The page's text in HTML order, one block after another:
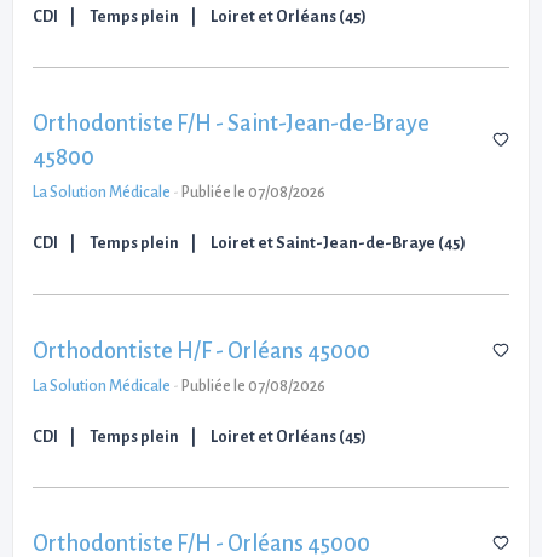
CDI Temps plein Loiret et Orléans (45)
Orthodontiste F/H - Saint-Jean-de-Braye
45800
La Solution Médicale - Publiée le 07/08/2026
CDI Temps plein Loiret et Saint-Jean-de-Braye (45)
Orthodontiste H/F - Orléans 45000
La Solution Médicale - Publiée le 07/08/2026
CDI Temps plein Loiret et Orléans (45)
Orthodontiste F/H - Orléans 45000